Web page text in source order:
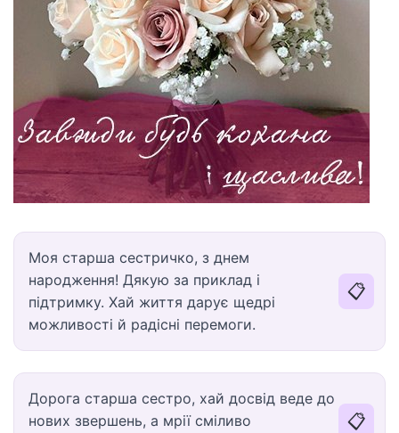
Моя старша сестричко, з днем
народження! Дякую за приклад і
підтримку. Хай життя дарує щедрі
можливості й радісні перемоги.
📋
Дорога старша сестро, хай досвід веде до
нових звершень, а мрії сміливо
📋